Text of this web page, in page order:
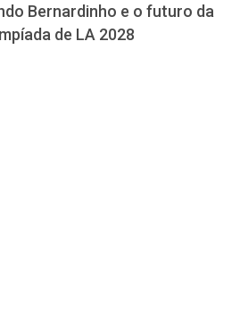
Bernardinho e o futuro da
de LA 2028